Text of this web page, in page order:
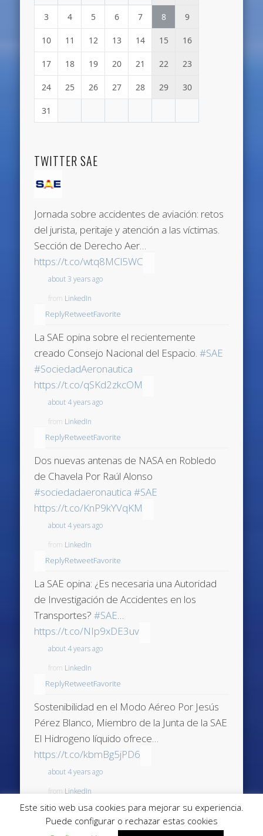
3 4 5 6 7 8 9
10 11 12 13 14 15 16
17 18 19 20 21 22 23
24 25 26 27 28 29 30
31
TWITTER SAE
Jornada sobre accidentes de aviación: retos
del jurista, peritaje y atención a las víctimas.
Sección de Derecho Aer…
https://t.co/wtq8MCl5WC
about 3 years ago
from LinkedIn
ReplyRetweetFavorite
La SAE opina sobre el recientemente
creado Consejo Nacional del Espacio.#SAE
#SociedadAeronautica
https://t.co/qSKd2zkcOM
about 4 years ago
from LinkedIn
ReplyRetweetFavorite
Dos nuevas antenas de NASA en Robledo
de Chavela Por Raúl Alonso
#sociedadaeronautica #SAE
https://t.co/KnP9kYVqKM
about 4 years ago
from LinkedIn
ReplyRetweetFavorite
La SAE opina: ¿Es necesaria una Autoridad
de Investigación de Accidentes en los
Transportes?#SAE…
https://t.co/NIp9xDE3uv
about 4 years ago
from LinkedIn
ReplyRetweetFavorite
Sostenibilidad en el Modo Aéreo Por Jesús
Pérez Blanco, Miembro de la Junta de la SAE
El Hidrogeno líquido ofrece…
https://t.co/kbmBg5jPD6
about 4 years ago
from LinkedIn
ReplyRetweet Favorite
Este sitio web usa cookies para mejorar su experiencia.
Puede configurar o rechazar estas cookies